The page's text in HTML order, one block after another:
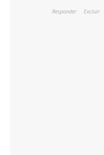
Responder Excluir